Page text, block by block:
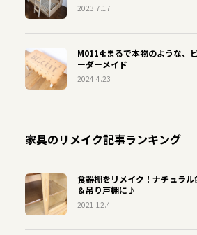
2023.7.17
M0114:まるで本物のような、
ーダーメイド
2024.4.23
家具のリメイク記事ランキング
食器棚をリメイク！ナチュラ
＆吊り戸棚に♪
2021.12.4